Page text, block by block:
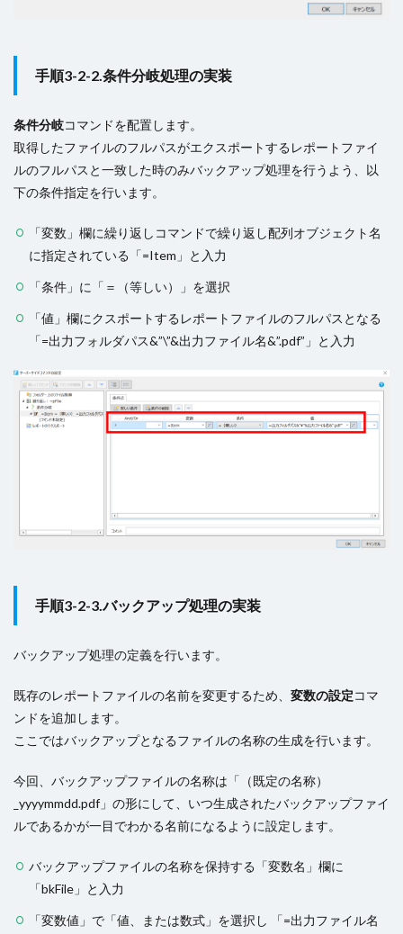
手順3-2-2.条件分岐処理の実装
条件分岐コマンドを配置します。
取得したファイルのフルパスがエクスポートするレポートファイ
ルのフルパスと一致した時のみバックアップ処理を行うよう、以
下の条件指定を行います。
「変数」欄に繰り返しコマンドで繰り返し配列オブジェクト名
に指定されている「=Item」と入力
「条件」に「＝（等しい）」を選択
「値」欄にクスポートするレポートファイルのフルパスとなる
「=出力フォルダパス&”\”&出力ファイル名&”.pdf”」と入力
手順3-2-3.バックアップ処理の実装
バックアップ処理の定義を行います。
既存のレポートファイルの名前を変更するため、 変数の設定コマ
ンドを追加します。
ここではバックアップとなるファイルの名称の生成を行います。
今回、バックアップファイルの名称は「（既定の名称）
_yyyymmdd.pdf」の形にして、いつ生成されたバックアップファイ
ルであるかが一目でわかる名前になるように設定します。
バックアップファイルの名称を保持する「変数名」欄に
「bkFile」と入力
「変数値」で「値、または数式」を選択し 「=出力ファイル名